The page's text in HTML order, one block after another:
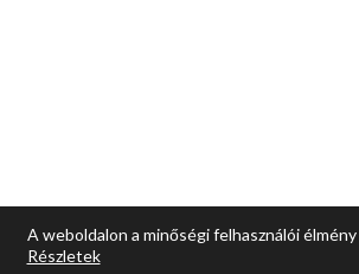
A weboldalon a minőségi felhasználói
Részletek